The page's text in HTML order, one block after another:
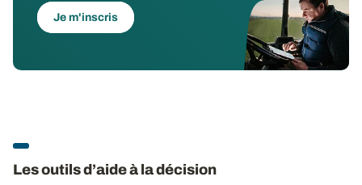
Je m'inscris
Les outils d’aide à la décision